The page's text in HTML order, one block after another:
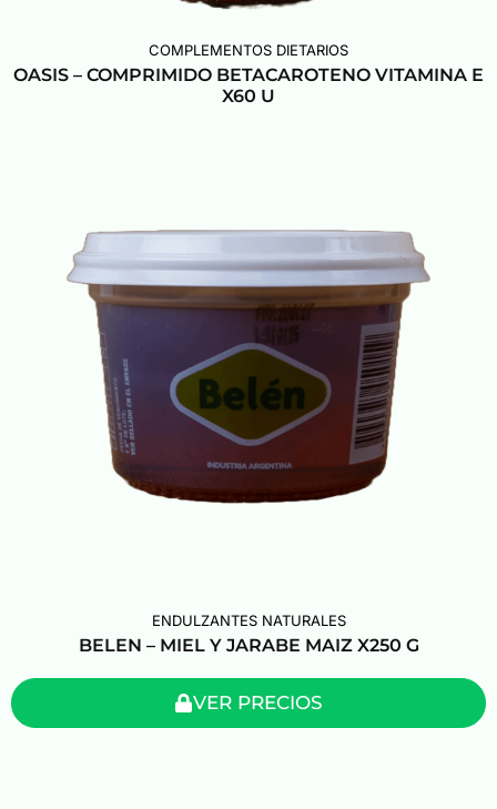
COMPLEMENTOS DIETARIOS
OASIS – COMPRIMIDO BETACAROTENO VITAMINA E
X60 U
ENDULZANTES NATURALES
BELEN – MIEL Y JARABE MAIZ X250 G
VER PRECIOS